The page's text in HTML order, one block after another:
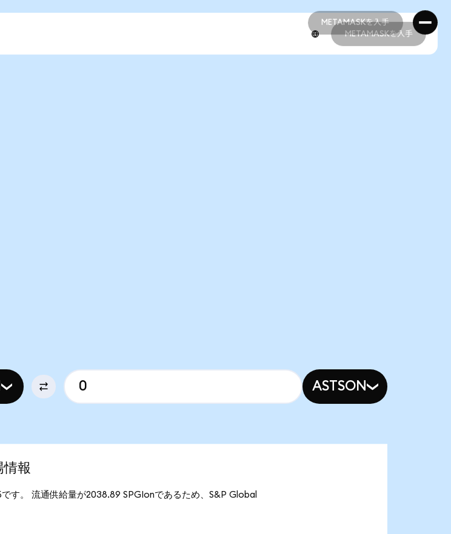
METAMASKを入手
METAMASKを入手
METAMASKを入手
ASTSON
報
す。 流通供給量が2038.89 SPGIonであるため、S&P Global